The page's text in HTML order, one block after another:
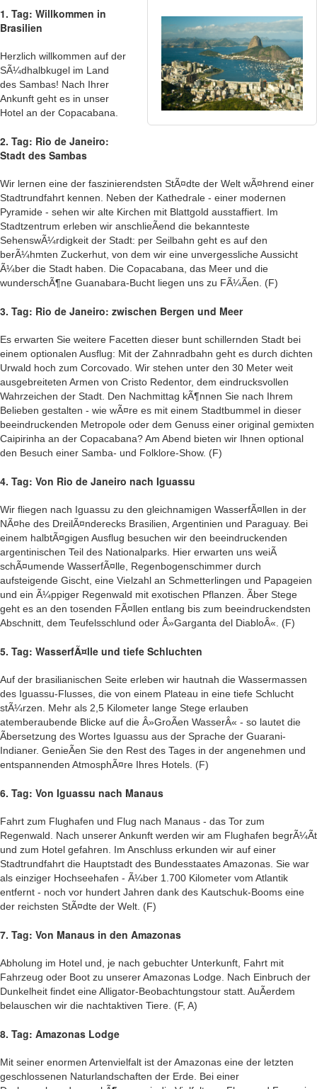
1. Tag: Willkommen in
Brasilien
Herzlich willkommen auf der
SÃ¼dhalbkugel im Land
des Sambas! Nach Ihrer
Ankunft geht es in unser
Hotel an der Copacabana.
2. Tag: Rio de Janeiro:
Stadt des Sambas
Wir lernen eine der faszinierendsten StÃ¤dte der Welt wÃ¤hrend einer
Stadtrundfahrt kennen. Neben der Kathedrale - einer modernen
Pyramide - sehen wir alte Kirchen mit Blattgold ausstaffiert. Im
Stadtzentrum erleben wir anschlieÃend die bekannteste
SehenswÃ¼rdigkeit der Stadt: per Seilbahn geht es auf den
berÃ¼hmten Zuckerhut, von dem wir eine unvergessliche Aussicht
Ã¼ber die Stadt haben. Die Copacabana, das Meer und die
wunderschÃ¶ne Guanabara-Bucht liegen uns zu FÃ¼Ãen. (F)
3. Tag: Rio de Janeiro: zwischen Bergen und Meer
Es erwarten Sie weitere Facetten dieser bunt schillernden Stadt bei
einem optionalen Ausflug: Mit der Zahnradbahn geht es durch dichten
Urwald hoch zum Corcovado. Wir stehen unter den 30 Meter weit
ausgebreiteten Armen von Cristo Redentor, dem eindrucksvollen
Wahrzeichen der Stadt. Den Nachmittag kÃ¶nnen Sie nach Ihrem
Belieben gestalten - wie wÃ¤re es mit einem Stadtbummel in dieser
beeindruckenden Metropole oder dem Genuss einer original gemixten
Caipirinha an der Copacabana? Am Abend bieten wir Ihnen optional
den Besuch einer Samba- und Folklore-Show. (F)
4. Tag: Von Rio de Janeiro nach Iguassu
Wir fliegen nach Iguassu zu den gleichnamigen WasserfÃ¤llen in der
NÃ¤he des DreilÃ¤nderecks Brasilien, Argentinien und Paraguay. Bei
einem halbtÃ¤gigen Ausflug besuchen wir den beeindruckenden
argentinischen Teil des Nationalparks. Hier erwarten uns weiÃ
schÃ¤umende WasserfÃ¤lle, Regenbogenschimmer durch
aufsteigende Gischt, eine Vielzahl an Schmetterlingen und Papageien
und ein Ã¼ppiger Regenwald mit exotischen Pflanzen. Ãber Stege
geht es an den tosenden FÃ¤llen entlang bis zum beeindruckendsten
Abschnitt, dem Teufelsschlund oder Â»Garganta del DiabloÂ«. (F)
5. Tag: WasserfÃ¤lle und tiefe Schluchten
Auf der brasilianischen Seite erleben wir hautnah die Wassermassen
des Iguassu-Flusses, die von einem Plateau in eine tiefe Schlucht
stÃ¼rzen. Mehr als 2,5 Kilometer lange Stege erlauben
atemberaubende Blicke auf die Â»GroÃen WasserÂ« - so lautet die
Ãbersetzung des Wortes Iguassu aus der Sprache der Guarani-
Indianer. GenieÃen Sie den Rest des Tages in der angenehmen und
entspannenden AtmosphÃ¤re Ihres Hotels. (F)
6. Tag: Von Iguassu nach Manaus
Fahrt zum Flughafen und Flug nach Manaus - das Tor zum
Regenwald. Nach unserer Ankunft werden wir am Flughafen begrÃ¼Ãt
und zum Hotel gefahren. Im Anschluss erkunden wir auf einer
Stadtrundfahrt die Hauptstadt des Bundesstaates Amazonas. Sie war
als einziger Hochseehafen - Ã¼ber 1.700 Kilometer vom Atlantik
entfernt - noch vor hundert Jahren dank des Kautschuk-Booms eine
der reichsten StÃ¤dte der Welt. (F)
7. Tag: Von Manaus in den Amazonas
Abholung im Hotel und, je nach gebuchter Unterkunft, Fahrt mit
Fahrzeug oder Boot zu unserer Amazonas Lodge. Nach Einbruch der
Dunkelheit findet eine Alligator-Beobachtungstour statt. AuÃerdem
belauschen wir die nachtaktiven Tiere. (F, A)
8. Tag: Amazonas Lodge
Mit seiner enormen Artenvielfalt ist der Amazonas eine der letzten
geschlossenen Naturlandschaften der Erde. Bei einer